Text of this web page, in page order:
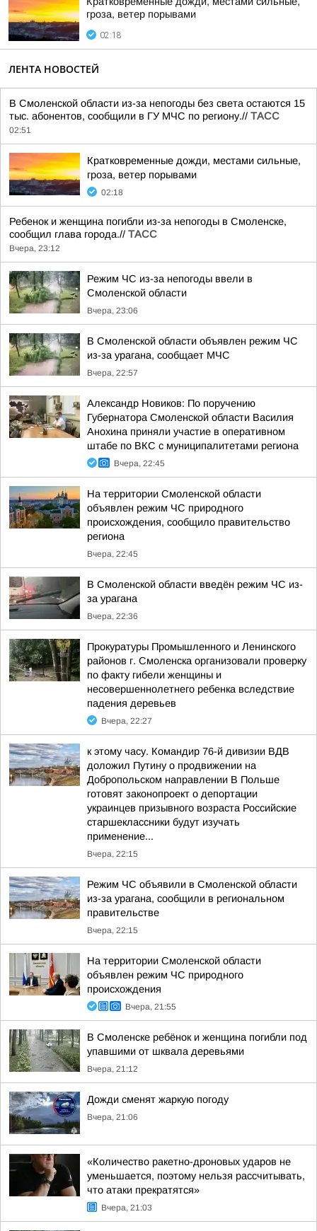
гроза, ветер порывами
02:18
ЛЕНТА НОВОСТЕЙ
В Смоленской области из-за непогоды без света остаются 15
тыс. абонентов, сообщили в ГУ МЧС по региону.// ТАСС
02:51
Кратковременные дожди, местами сильные,
гроза, ветер порывами
02:18
Ребенок и женщина погибли из-за непогоды в Смоленске,
сообщил глава города.// ТАСС
Вчера, 23:12
Режим ЧС из-за непогоды ввели в
Смоленской области
Вчера, 23:06
В Смоленской области объявлен режим ЧС
из-за урагана, сообщает МЧС
Вчера, 22:57
Александр Новиков: По поручению
Губернатора Смоленской области Василия
Анохина приняли участие в оперативном
штабе по ВКС с муниципалитетами региона
Вчера, 22:45
На территории Смоленской области
объявлен режим ЧС природного
происхождения, сообщило правительство
региона
Вчера, 22:45
В Смоленской области введён режим ЧС из-
за урагана
Вчера, 22:36
Прокуратуры Промышленного и Ленинского
районов г. Смоленска организовали проверку
по факту гибели женщины и
несовершеннолетнего ребенка вследствие
падения деревьев
Вчера, 22:27
к этому часу. Командир 76-й дивизии ВДВ
доложил Путину о продвижении на
Добропольском направлении В Польше
готовят законопроект о депортации
украинцев призывного возраста Российские
старшеклассники будут изучать
применение...
Вчера, 22:15
Режим ЧС объявили в Смоленской области
из-за урагана, сообщили в региональном
правительстве
Вчера, 22:15
На территории Смоленской области
объявлен режим ЧС природного
происхождения
Вчера, 21:55
В Смоленске ребёнок и женщина погибли под
упавшими от шквала деревьями
Вчера, 21:12
Дожди сменят жаркую погоду
Вчера, 21:06
«Количество ракетно-дроновых ударов не
уменьшается, поэтому нельзя рассчитывать,
что атаки прекратятся»
Вчера, 21:03